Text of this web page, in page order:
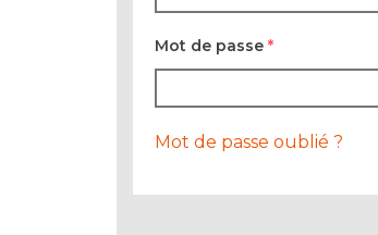
Mot de passe *
Mot de passe oublié ?